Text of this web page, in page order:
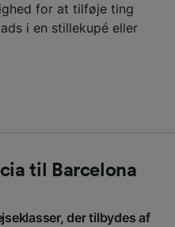
for at tilføje ting
i en stillekupé eller
til Barcelona
der tilbydes af